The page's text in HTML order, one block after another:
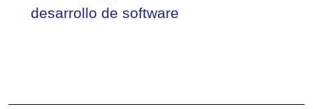
desarrollo de software